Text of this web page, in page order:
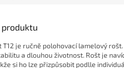
T12 je ručně polohovací lamelový
a dlouhou životnost. Rošt je
si ho lze přizpůsobit podlle